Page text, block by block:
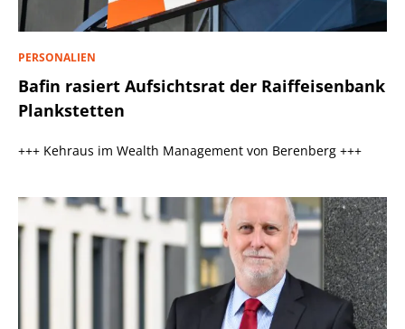
PERSONALIEN
Bafin rasiert Aufsichtsrat der Raiffeisenbank
Plankstetten
+++ Kehraus im Wealth Management von Berenberg +++